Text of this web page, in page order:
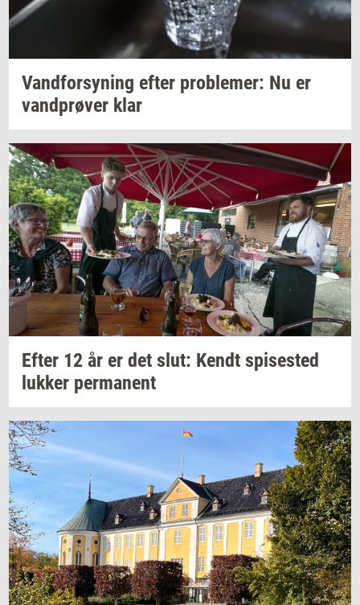
Vand­for­sy­ning efter pro­ble­mer: Nu er
vand­prø­ver klar
Efter 12 år er det slut: Kendt spi­se­sted
luk­ker per­ma­nent